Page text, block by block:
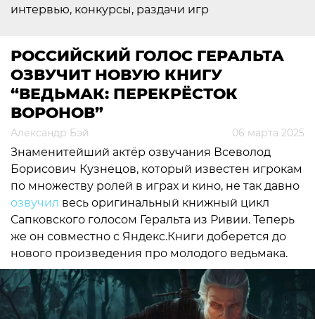
интервью, конкурсы, раздачи игр
РОССИЙСКИЙ ГОЛОС ГЕРАЛЬТА
ОЗВУЧИТ НОВУЮ КНИГУ
“ВЕДЬМАК: ПЕРЕКРЁСТОК
ВОРОНОВ”
Александр Бэй 06 марта 2025
Знаменитейший актёр озвучания Всеволод
Борисович Кузнецов, который известен игрокам
по множеству ролей в играх и кино, не так давно
озвучил весь оригинальный книжный цикл
Сапковского голосом Геральта из Ривии. Теперь
же он совместно с Яндекс.Книги доберется до
нового произведения про молодого ведьмака.